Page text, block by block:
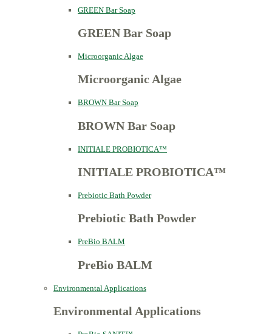
GREEN Bar Soap
GREEN Bar Soap
Microorganic Algae
Microorganic Algae
BROWN Bar Soap
BROWN Bar Soap
INITIALE PROBIOTICA™
INITIALE PROBIOTICA™
Prebiotic Bath Powder
Prebiotic Bath Powder
PreBio BALM
PreBio BALM
Environmental Applications
Environmental Applications